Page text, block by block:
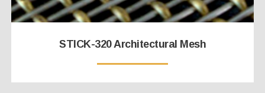
STICK-320 Architectural Mesh